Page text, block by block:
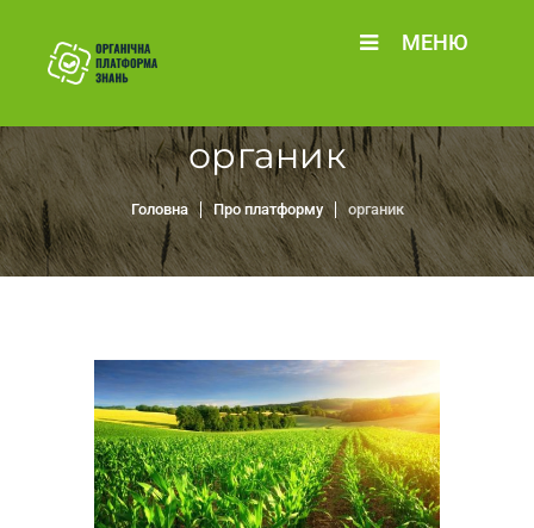
МЕНЮ
органик
Головна Про платформу органик